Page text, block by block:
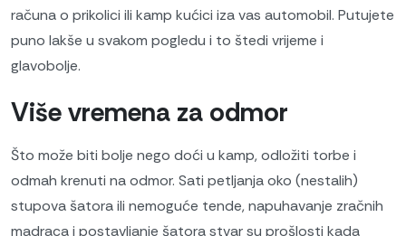
računa o prikolici ili kamp kućici iza vas automobil. Putujete
puno lakše u svakom pogledu i to štedi vrijeme i
glavobolje.
Više vremena za odmor
Što može biti bolje nego doći u kamp, ​​odložiti torbe i
odmah krenuti na odmor. Sati petljanja oko (nestalih)
stupova šatora ili nemoguće tende, napuhavanje zračnih
madraca i postavljanje šatora stvar su prošlosti kada